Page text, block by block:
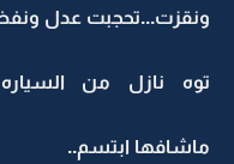
ونقزت...تحجبت عدل
توه نازل من
ماشافها ابتسم..